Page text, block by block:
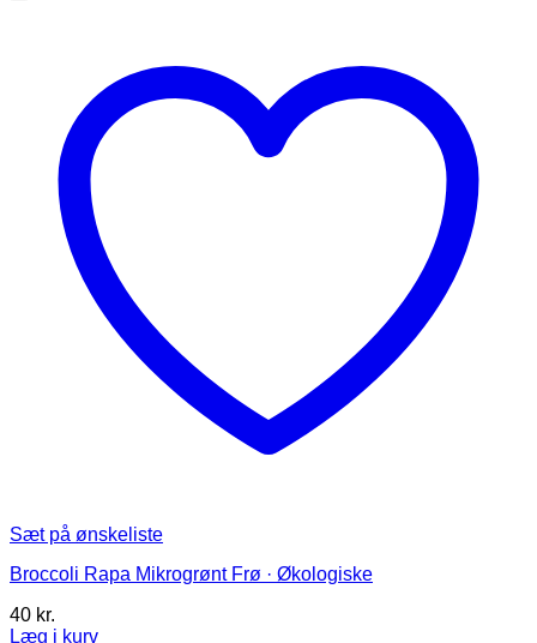
varesiden
Sæt på ønskeliste
Broccoli Rapa Mikrogrønt Frø · Økologiske
40 kr.
Læg i kurv